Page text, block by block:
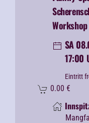
SA
17:00
Eintritt
0.00 €